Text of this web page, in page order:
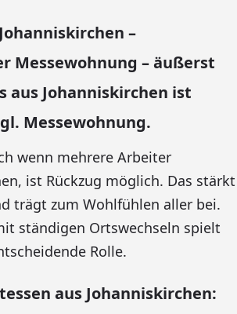
–
Messewohnung – äußerst
aus Johanniskirchen ist
Messewohnung.
wenn mehrere Arbeiter
ist Rückzug möglich. Das stärkt
trägt zum Wohlfühlen aller bei.
ständigen Ortswechseln spielt
Rolle.
aus Johanniskirchen: